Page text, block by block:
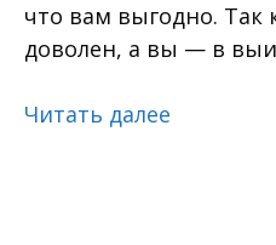
что вам выгодно. Так
доволен, а вы — в
Читать далее